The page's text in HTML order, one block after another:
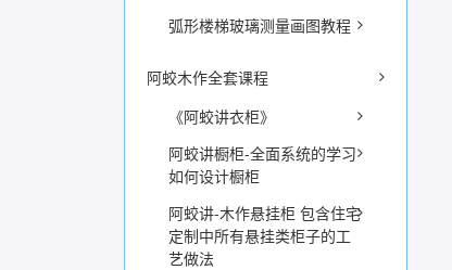
弧形楼梯玻璃测量画图教程
阿蛟木作全套课程
《阿蛟讲衣柜》
阿蛟讲橱柜-全面系统的学习
如何设计橱柜
阿蛟讲-木作悬挂柜 包含住宅
定制中所有悬挂类柜子的工
艺做法